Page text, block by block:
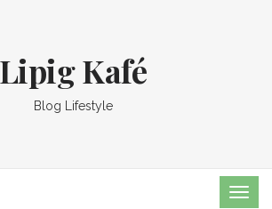
Lipig Kafé
Blog Lifestyle